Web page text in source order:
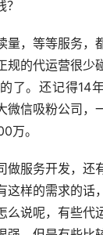
，等等服务，
规的代运营很少
了。还记得14
微信吸粉公司，
万。
做服务开发，还
这样的需求的话
么说呢，有些代